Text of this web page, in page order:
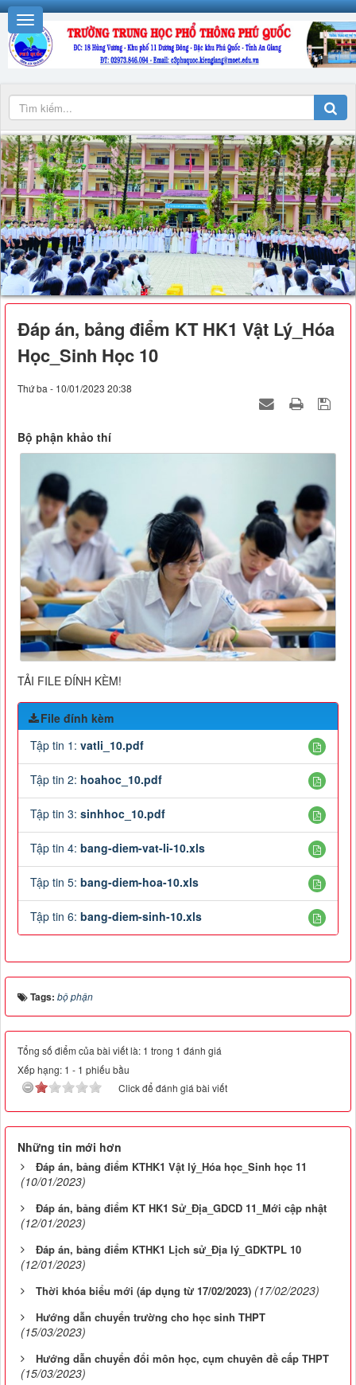
Đáp án, bảng điểm KT HK1 Vật Lý_Hóa
Học_Sinh Học 10
Thứ ba - 10/01/2023 20:38
Bộ phận khảo thí
TẢI FILE ĐÍNH KÈM!
File đính kèm
Tập tin 1: vatli_10.pdf
Tập tin 2: hoahoc_10.pdf
Tập tin 3: sinhhoc_10.pdf
Tập tin 4: bang-diem-vat-li-10.xls
Tập tin 5: bang-diem-hoa-10.xls
Tập tin 6: bang-diem-sinh-10.xls
Tags: bộ phận
Tổng số điểm của bài viết là: 1 trong 1 đánh giá
Xếp hạng: 1 - 1 phiếu bầu
Click để đánh giá bài viết
Những tin mới hơn
Đáp án, bảng điểm KTHK1 Vật lý_Hóa học_Sinh học 11
(10/01/2023)
Đáp án, bảng điểm KT HK1 Sử_Địa_GDCD 11_Mới cập nhật
(12/01/2023)
Đáp án, bảng điểm KTHK1 Lịch sử_Địa lý_GDKTPL 10
(12/01/2023)
Thời khóa biểu mới (áp dụng từ 17/02/2023) (17/02/2023)
Hướng dẫn chuyển trường cho học sinh THPT
(15/03/2023)
Hướng dẫn chuyển đổi môn học, cụm chuyên đề cấp THPT
(15/03/2023)